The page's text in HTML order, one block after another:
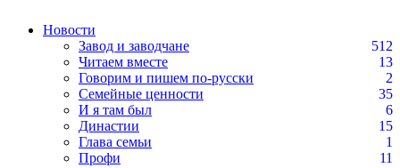
Новости
Завод и заводчане
512
Читаем вместе
13
Говорим и пишем по-русски
2
Семейные ценности
35
И я там был
6
Династии
15
Глава семьи
1
Профи
11